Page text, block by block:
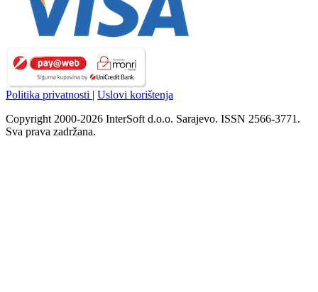
Politika privatnosti | Uslovi korištenja
Copyright 2000-2026 InterSoft d.o.o. Sarajevo. ISSN 2566-3771.
Sva prava zadržana.